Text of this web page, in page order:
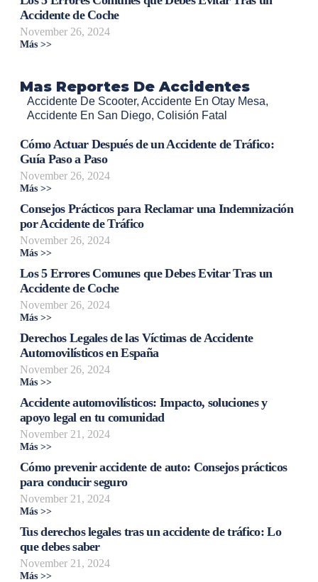
Accidente de Coche
November 26, 2024
Más >>
Mas Reportes De Accidentes
Accidente De Scooter, Accidente En Otay Mesa,
Accidente En San Diego, Colisión Fatal
Cómo Actuar Después de un Accidente de Tráfico:
Guía Paso a Paso
November 26, 2024
Más >>
Consejos Prácticos para Reclamar una Indemnización
por Accidente de Tráfico
November 26, 2024
Más >>
Los 5 Errores Comunes que Debes Evitar Tras un
Accidente de Coche
November 26, 2024
Más >>
Derechos Legales de las Víctimas de Accidente
Automovilísticos en España
November 26, 2024
Más >>
Accidente automovilísticos: Impacto, soluciones y
apoyo legal en tu comunidad
November 21, 2024
Más >>
Cómo prevenir accidente de auto: Consejos prácticos
para conducir seguro
November 21, 2024
Más >>
Tus derechos legales tras un accidente de tráfico: Lo
que debes saber
November 21, 2024
Más >>